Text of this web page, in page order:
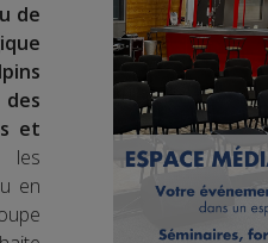
de
et
en